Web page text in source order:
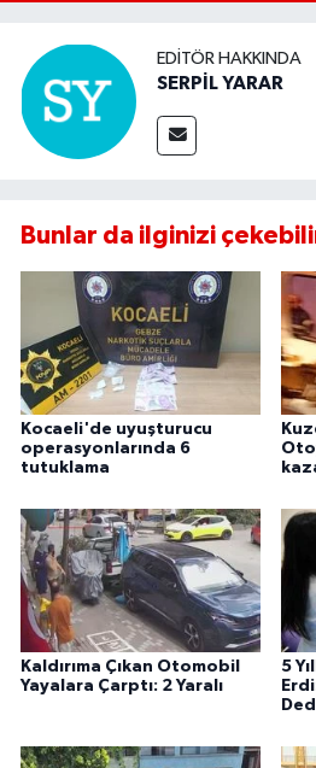
EDITÖR HAKKINDA
SERPİL YARAR
Bunlar da ilginizi
Kocaeli'de uyuşturucu
operasyonlarında 6
tutuklama
Kaldırıma Çıkan Otomobil
Yayalara Çarptı: 2 Yaralı
5